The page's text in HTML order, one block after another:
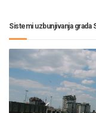
Sistemi uzbunjivanja grada